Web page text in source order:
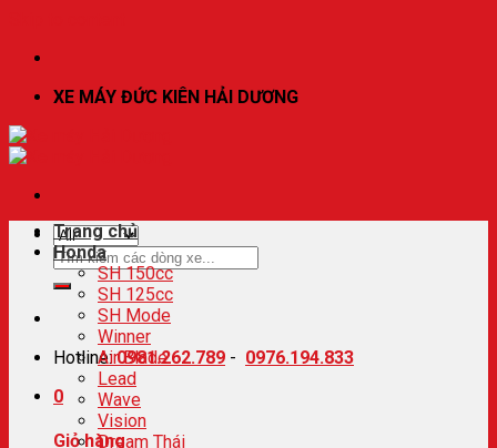
XE MÁY ĐỨC KIÊN HẢI DƯƠNG
Hotline:0981.262.789 - 0976.194.833
0
Giỏ hàng
Trang chủ
Honda
SH 150cc
SH 125cc
SH Mode
Winner
Air Blade
Lead
Wave
Vision
Dream Thái